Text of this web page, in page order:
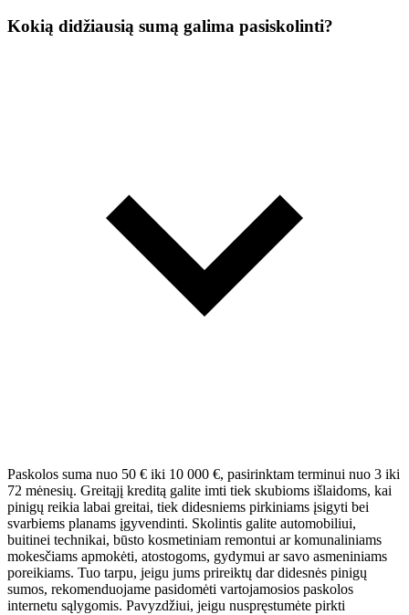
Kokią didžiausią sumą galima pasiskolinti?
Paskolos suma nuo 50 € iki 10 000 €, pasirinktam terminui nuo 3 iki
72 mėnesių. Greitąjį kreditą galite imti tiek skubioms išlaidoms, kai
pinigų reikia labai greitai, tiek didesniems pirkiniams įsigyti bei
svarbiems planams įgyvendinti. Skolintis galite automobiliui,
buitinei technikai, būsto kosmetiniam remontui ar komunaliniams
mokesčiams apmokėti, atostogoms, gydymui ar savo asmeniniams
poreikiams. Tuo tarpu, jeigu jums prireiktų dar didesnės pinigų
sumos, rekomenduojame pasidomėti vartojamosios paskolos
internetu sąlygomis. Pavyzdžiui, jeigu nuspręstumėte pirkti